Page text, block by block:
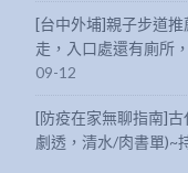
[台中外埔]親子步道
走，入口處還有廁所
09-12
[防疫在家無聊指南]
劇透，清水/肉書單)~